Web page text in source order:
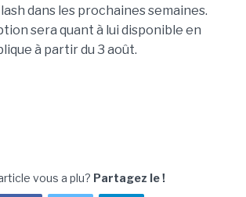
dans les prochaines semaines.
sera quant à lui disponible en
à partir du 3 août.
vous a plu? Partagez le !